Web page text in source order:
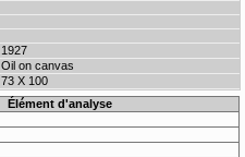
1927
Oil on canvas
73 X 100
Élément d'analyse